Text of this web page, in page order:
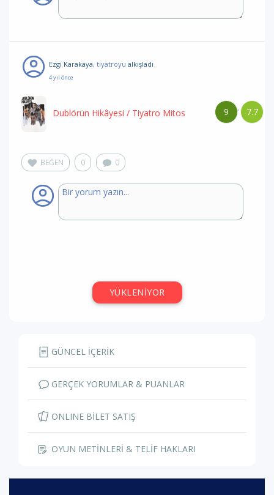
Ezgi Karakaya, tiyatroyu alkışladı
4 yıl önce
7.7
/
9
Dublörün Hikâyesi / Tiyatro Mitos
BEĞEN 0 0
YÜKLENİYOR
GÜNCEL İÇERİK
GERÇEK YORUMLAR & PUANLAR
ONLINE BİLET SATIŞ
OYUN METİNLERİ & TELİF HAKLARI